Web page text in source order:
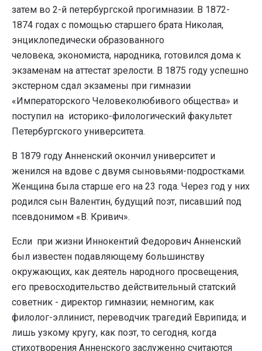
затем во 2-й петербургской прогимназии. В 1872-
1874 годах с помощью старшего брата Николая,
энциклопедически образованного
человека, экономиста, народника, готовился дома к
экзаменам на аттестат зрелости. В 1875 году успешно
экстерном сдал экзамены при гимназии
«Императорского Человеколюбивого общества» и
поступил на историко-филологический факультет
Петербургского университета.
В 1879 году Анненский окончил университет и
женился на вдове с двумя сыновьями-подростками.
Женщина была старше его на 23 года. Через год у них
родился сын Валентин, будущий поэт, писавший под
псевдонимом «В. Кривич».
Если при жизни Иннокентий Федорович Анненский
был известен подавляющему большинству
окружающих, как деятель народного просвещения,
его превосходительство действительный статский
советник - директор гимназии; немногим, как
филолог-эллинист, переводчик трагедий Еврипида; и
лишь узкому кругу, как поэт, то сегодня, когда
стихотворения Анненского заслуженно считаются